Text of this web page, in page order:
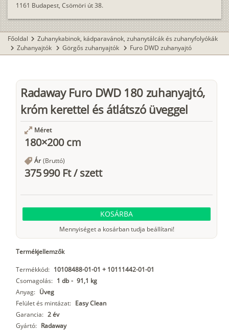
1161 Budapest, Csömöri út 38.
Főoldal chevron_right Zuhanykabinok, kádparavánok, zuhanytálcák és zuhanyfolyókák
chevron_right Zuhanyajtók chevron_right Görgős zuhanyajtók chevron_right Furo DWD zuhanyajtó
Radaway Furo DWD 180 zuhanyajtó,
króm kerettel és átlátszó üveggel
Méret
180×200 cm
Ár (Bruttó)
375 990 Ft/szett
KOSÁRBA
Mennyiséget a kosárban tudja beállítani!
Termékjellemzők
Termékkód: 10108488-01-01 + 10111442-01-01
Csomagolás: 1 db - 91,1 kg
Anyag: Üveg
Felület és mintázat: Easy Clean
Garancia: 2 év
Gyártó: Radaway